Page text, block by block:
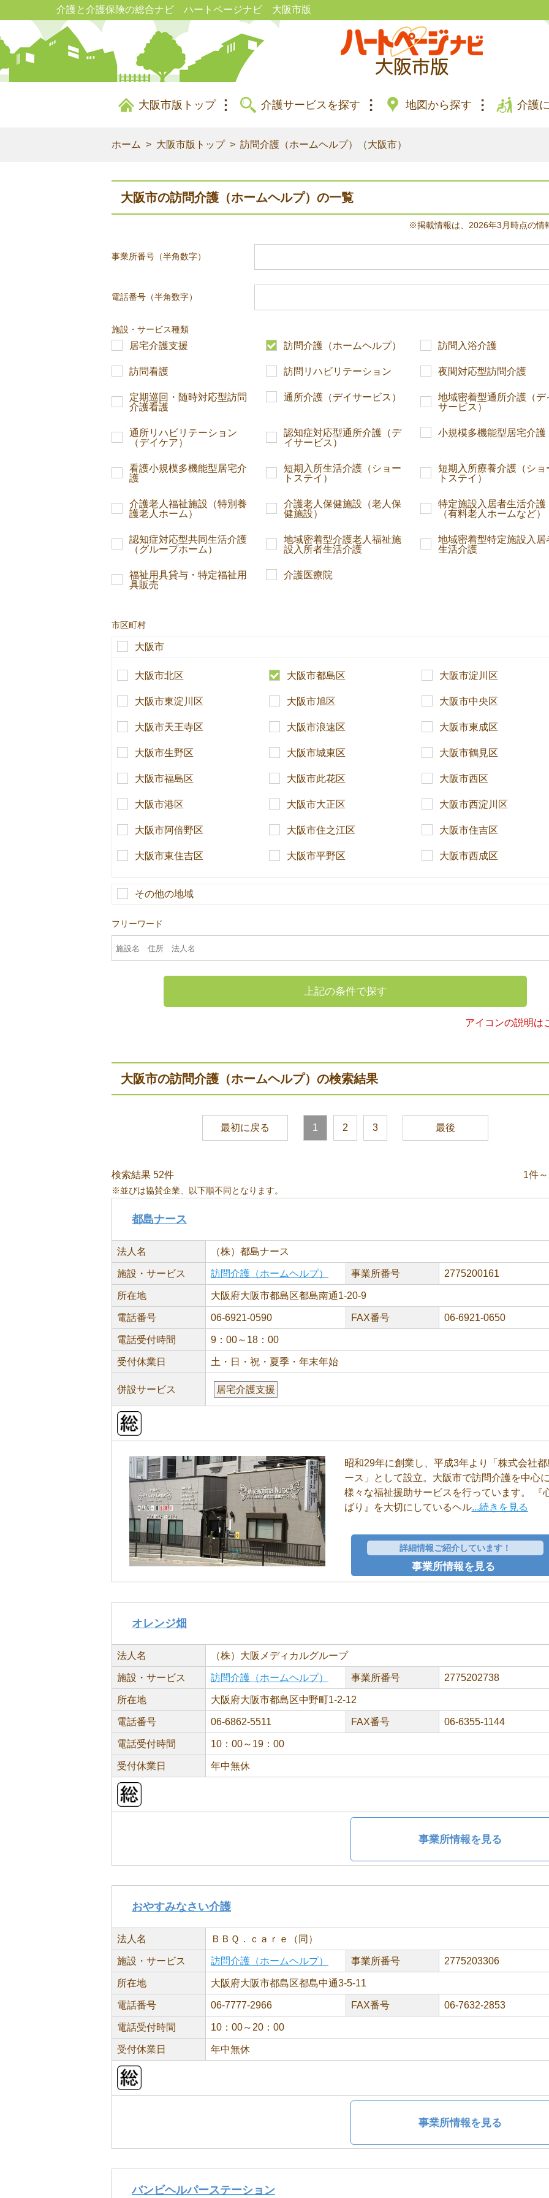
介護と介護保険の総合ナビ ハートページナビ 大阪市版
大阪市版トップ 介護サービスを探す 地図から探す 介護
ホーム 大阪市版トップ 訪問介護（ホームヘルプ）（大阪市）
大阪市の訪問介護（ホームヘルプ）の一覧
※掲載情報は、2026年3月時点の情
事業所番号（半角数字）
電話番号（半角数字）
施設・サービス種類
居宅介護支援 訪問介護（ホームヘルプ） 訪問入浴介護
訪問看護 訪問リハビリテーション 夜間対応型訪問介護
定期巡回・随時対応型訪問
介護看護
通所介護（デイサービス）
地域密着型通所介護（デ
サービス）
通所リハビリテーション
（デイケア）
認知症対応型通所介護（デ
イサービス）
小規模多機能型居宅介護
看護小規模多機能型居宅介
護
短期入所生活介護（ショー
トステイ）
短期入所療養介護（ショ
トステイ）
介護老人福祉施設（特別養
護老人ホーム）
介護老人保健施設（老人保
健施設）
特定施設入居者生活介護
（有料老人ホームなど）
認知症対応型共同生活介護
（グループホーム）
地域密着型介護老人福祉施
設入所者生活介護
地域密着型特定施設入居
生活介護
福祉用具貸与・特定福祉用
具販売
介護医療院
市区町村
大阪市
大阪市北区 大阪市都島区 大阪市淀川区
大阪市東淀川区 大阪市旭区 大阪市中央区
大阪市天王寺区 大阪市浪速区 大阪市東成区
大阪市生野区 大阪市城東区 大阪市鶴見区
大阪市福島区 大阪市此花区 大阪市西区
大阪市港区 大阪市大正区 大阪市西淀川区
大阪市阿倍野区 大阪市住之江区 大阪市住吉区
大阪市東住吉区 大阪市平野区 大阪市西成区
その他の地域
フリーワード
上記の条件で探す
アイコンの説明は
大阪市の訪問介護（ホームヘルプ）の検索結果
最初に戻る 1 2 3 最後
検索結果 52件 1件
※並びは協賛企業、以下順不同となります。
都島ナース
法人名 （株）都島ナース
施設・サービス 訪問介護（ホームヘルプ） 事業所番号 2775200161
所在地 大阪府大阪市都島区都島南通1-20-9
電話番号 06-6921-0590 FAX番号 06-6921-0650
電話受付時間 9：00～18：00
受付休業日 土・日・祝・夏季・年末年始
併設サービス 居宅介護支援
昭和29年に創業し、平成3年より「株式会社都
ース」として設立。大阪市で訪問介護を中心
様々な福祉援助サービスを行っています。 『
ばり』を大切にしているヘル...続きを見る
詳細情報ご紹介しています！
事業所情報を見る
オレンジ畑
法人名 （株）大阪メディカルグループ
施設・サービス 訪問介護（ホームヘルプ） 事業所番号 2775202738
所在地 大阪府大阪市都島区中野町1-2-12
電話番号 06-6862-5511 FAX番号 06-6355-1144
電話受付時間 10：00～19：00
受付休業日 年中無休
事業所情報を見る
おやすみなさい介護
法人名 ＢＢＱ．ｃａｒｅ（同）
施設・サービス 訪問介護（ホームヘルプ） 事業所番号 2775203306
所在地 大阪府大阪市都島区都島中通3-5-11
電話番号 06-7777-2966 FAX番号 06-7632-2853
電話受付時間 10：00～20：00
受付休業日 年中無休
事業所情報を見る
バンビヘルパーステーション